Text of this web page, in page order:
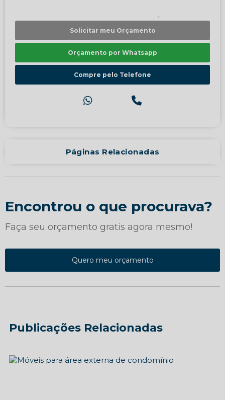
Solicitar meu Orçamento
Orçamento por Whatsapp
Compre pelo Telefone
Páginas Relacionadas
Encontrou o que procurava?
Faça seu orçamento gratis agora mesmo!
Quero meu orçamento
Publicações Relacionadas